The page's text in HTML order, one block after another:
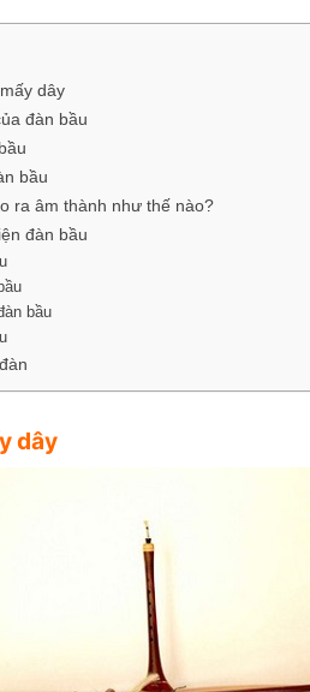
dây
đàn bầu
bầu
ra âm thành như thế nào?
đàn bầu
bầu
dây